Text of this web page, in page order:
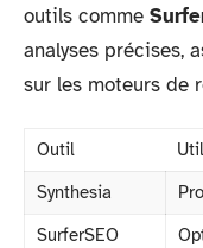
outils comme
analyses précises,
sur les moteurs de
Outil
Synthesia
SurferSEO